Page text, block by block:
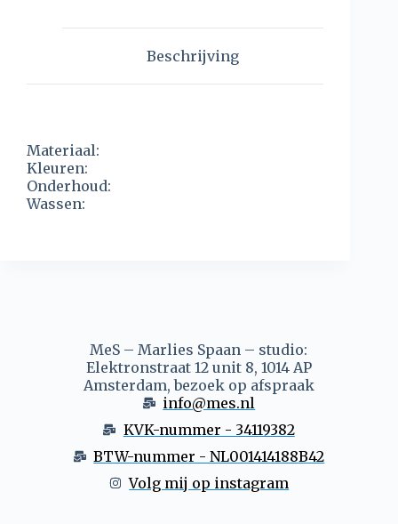
Beschrijving
Materiaal:
Kleuren:
Onderhoud:
Wassen:
MeS – Marlies Spaan – studio:
Elektronstraat 12 unit 8, 1014 AP
Amsterdam, bezoek op afspraak
info@mes.nl
KVK-nummer - 34119382
BTW-nummer - NL001414188B42
Volg mij op instagram